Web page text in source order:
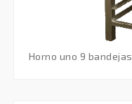
horno uno 9 bandejas